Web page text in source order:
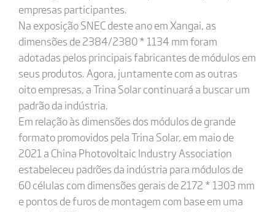
empresas participantes.
Na exposição SNEC deste ano em Xangai, as
dimensões de 2384/2380 * 1134 mm foram
adotadas pelos principais fabricantes de módulos em
seus produtos. Agora, juntamente com as outras
oito empresas, a Trina Solar continuará a buscar um
padrão da indústria.
Em relação às dimensões dos módulos de grande
formato promovidos pela Trina Solar, em maio de
2021 a China Photovoltaic Industry Association
estabeleceu padrões da indústria para módulos de
60 células com dimensões gerais de 2172 * 1303 mm
e pontos de furos de montagem com base em uma